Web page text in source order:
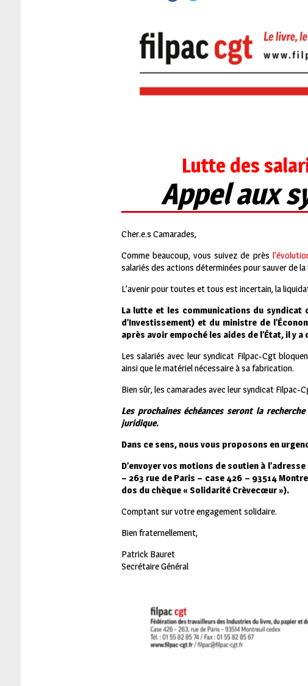
Lutte des
Appel aux
Cher.e.s Camarades,
Comme beaucoup, vous suivez de près
salariés des actions déterminées pour sauver de
L’avenir pour toutes et tous est incertain, la
La lutte et les communications du syndicat
d’Investissement) et du ministre de
après avoir empoché les aides de l’État, il y a
Les salariés avec leur syndicat Filpac-Cgt
ainsi que le matériel nécessaire à sa fabrication.
Bien sûr, les camarades avec leur syndicat
Les prochaines échéances seront la
juridique.
Dans ce sens, nous vous proposons en
D’envoyer vos motions de soutien à l’adresse
– 263 rue de Paris – case 426 – 93514
dos du chèque « Solidarité Crèvecœur »).
Comptant sur votre engagement solidaire.
Bien fraternellement,
Patrick Bauret
Secrétaire Général